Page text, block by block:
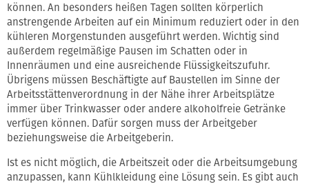
können. An besonders heißen Tagen sollten körperlich
anstrengende Arbeiten auf ein Minimum reduziert oder in den
kühleren Morgenstunden ausgeführt werden. Wichtig sind
außerdem regelmäßige Pausen im Schatten oder in
Innenräumen und eine ausreichende Flüssigkeitszufuhr.
Übrigens müssen Beschäftigte auf Baustellen im Sinne der
Arbeitsstättenverordnung in der Nähe ihrer Arbeitsplätze
immer über Trinkwasser oder andere alkoholfreie Getränke
verfügen können. Dafür sorgen muss der Arbeitgeber
beziehungsweise die Arbeitgeberin.
Ist es nicht möglich, die Arbeitszeit oder die Arbeitsumgebung
anzupassen, kann Kühlkleidung eine Lösung sein. Es gibt auch